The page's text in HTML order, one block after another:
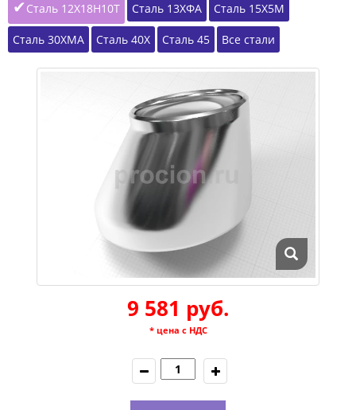
Сталь 12Х18Н10Т Сталь 13ХФА Сталь 15Х5М
Сталь 30ХМА Сталь 40Х Сталь 45 Все стали
9 581 руб.
* цена с НДС